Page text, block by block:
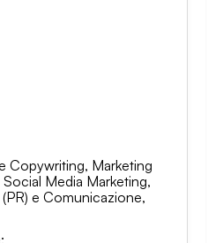
Copywriting, Marketing
Social Media Marketing,
e Comunicazione,
: